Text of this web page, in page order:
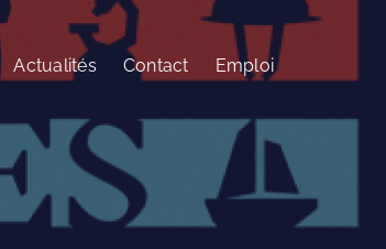
Actualités Contact Emploi